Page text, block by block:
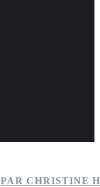
PAR CHRISTINE